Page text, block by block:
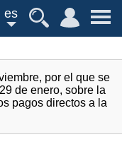
es
por el que se
de enero, sobre la
pagos directos a la